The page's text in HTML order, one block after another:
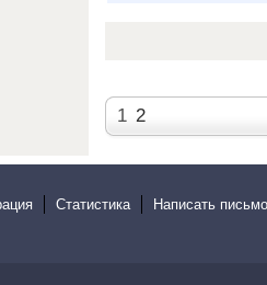
1 2
Статистика Написать